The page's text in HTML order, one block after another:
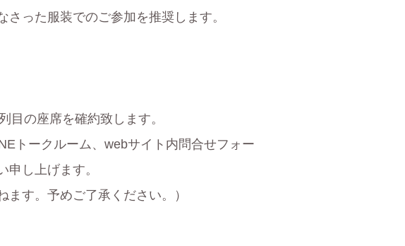
った服装でのご参加を推奨します。
目の座席を確約致します。
トークルーム、webサイト内問合せフォー
し上げます。
す。予めご了承ください。）